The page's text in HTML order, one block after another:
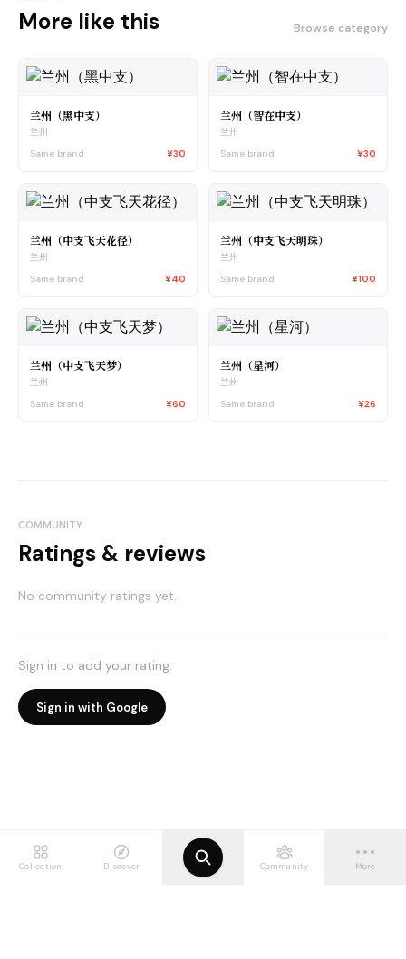
More like this Browse category
兰州（黑中支）
兰州
Same brand
¥30
兰州（智在中支）
兰州
Same brand
¥30
兰州（中支飞天花径）
兰州
Same brand
¥40
兰州（中支飞天明珠）
兰州
Same brand
¥100
兰州（中支飞天梦）
兰州
Same brand
¥60
兰州（星河）
兰州
Same brand
¥26
COMMUNITY
Ratings & reviews
No community ratings yet.
Sign in to add your rating.
Sign in with Google
Collection Discover Community More